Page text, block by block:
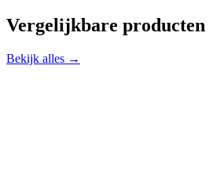
Vergelijkbare producten
Bekijk alles →